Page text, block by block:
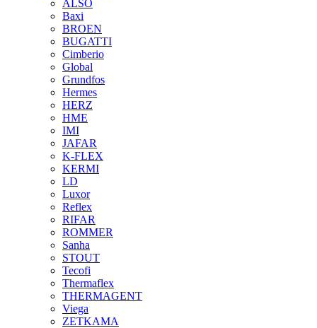
ALSO
Baxi
BROEN
BUGATTI
Cimberio
Global
Grundfos
Hermes
HERZ
HME
IMI
JAFAR
K-FLEX
KERMI
LD
Luxor
Reflex
RIFAR
ROMMER
Sanha
STOUT
Tecofi
Thermaflex
THERMAGENT
Viega
ZETKAMA